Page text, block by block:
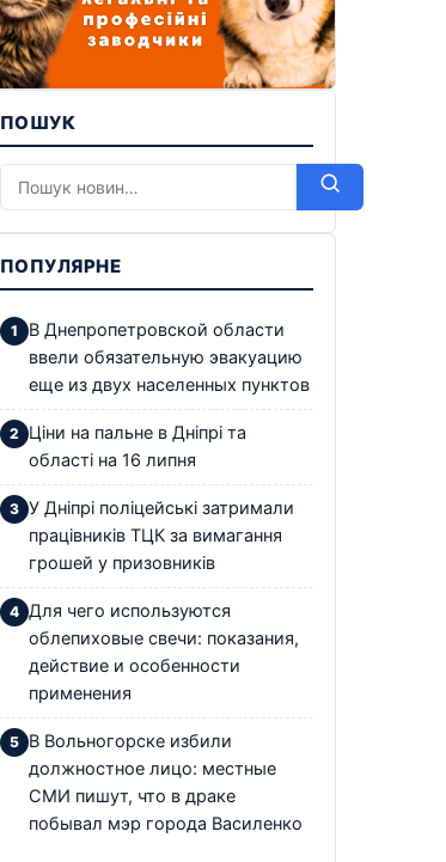
ПОШУК
ПОПУЛЯРНЕ
В Днепропетровской области
ввели обязательную эвакуацию
еще из двух населенных пунктов
Ціни на пальне в Дніпрі та
області на 16 липня
У Дніпрі поліцейські затримали
працівників ТЦК за вимагання
грошей у призовників
Для чего используются
облепиховые свечи: показания,
действие и особенности
применения
В Вольногорске избили
должностное лицо: местные
СМИ пишут, что в драке
побывал мэр города Василенко